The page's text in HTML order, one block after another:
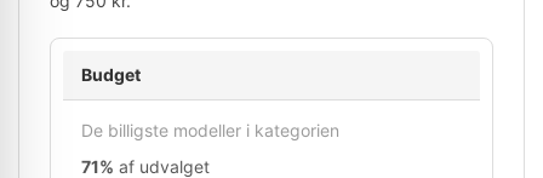
Budget
De billigste modeller i kategorien
71% af udvalget